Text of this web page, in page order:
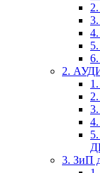
2.
3. ЗиП